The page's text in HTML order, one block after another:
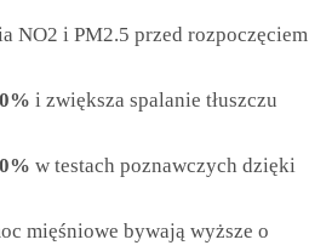
NO2 i PM2.5 przed rozpoczęciem
i zwiększa spalanie tłuszczu
w testach poznawczych dzięki
mięśniowe bywają wyższe o